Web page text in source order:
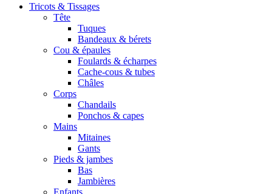
Tricots & Tissages
Tête
Tuques
Bandeaux & bérets
Cou & épaules
Foulards & écharpes
Cache-cous & tubes
Châles
Corps
Chandails
Ponchos & capes
Mains
Mitaines
Gants
Pieds & jambes
Bas
Jambières
Enfants